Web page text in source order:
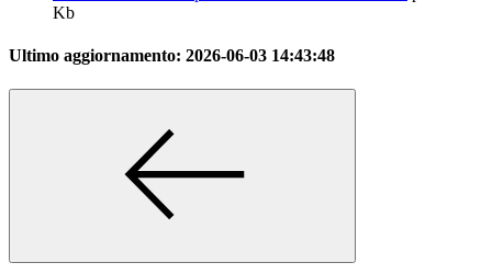
Kb
Ultimo aggiornamento: 2026-06-03 14:43:48